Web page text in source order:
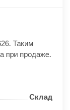
Таким
при продаже.
Склад